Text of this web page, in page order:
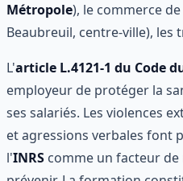
Métropole), le commerce
Beaubreuil, centre-ville), les
L'article L.4121-1 du Code
employeur de protéger la
ses salariés. Les violences
et agressions verbales font
l'INRS comme un facteur